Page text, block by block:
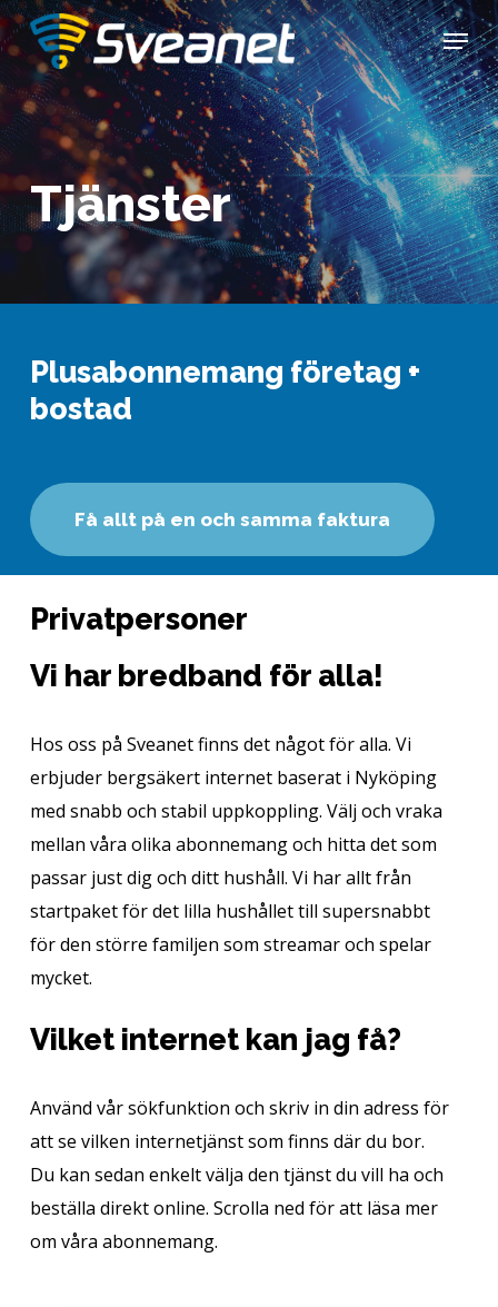
Skip
to
main
content
Menu
Tjänster
Plusabonnemang företag +
bostad
Få allt på en och samma faktura
Privatpersoner
Vi har bredband för alla!
Hos oss på Sveanet finns det något för alla. Vi
erbjuder bergsäkert internet baserat i Nyköping
med snabb och stabil uppkoppling. Välj och vraka
mellan våra olika abonnemang och hitta det som
passar just dig och ditt hushåll. Vi har allt från
startpaket för det lilla hushållet till supersnabbt
för den större familjen som streamar och spelar
mycket.
Vilket internet kan jag få?
Använd vår sökfunktion och skriv in din adress för
att se vilken internetjänst som finns där du bor.
Du kan sedan enkelt välja den tjänst du vill ha och
beställa direkt online. Scrolla ned för att läsa mer
om våra abonnemang.